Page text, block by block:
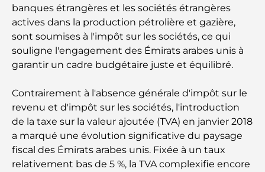
Découvrez les meilleurs petits-déjeuners de
Business Bay, à Dubaï.
Hôpitaux publics à Dubaï : des soins de santé
complets pour tous
Lamborghini les plus chères jamais construites : la
liste ultime des collectionneurs
L'école GEMS la plus chère de Dubaï : un guide
complet pour les parents
banques étrangères et les sociétés étrangères
actives dans la production pétrolière et gazière,
sont soumises à l'impôt sur les sociétés, ce qui
souligne l'engagement des Émirats arabes unis à
garantir un cadre budgétaire juste et équilibré.
Contrairement à l'absence générale d'impôt sur le
revenu et d'impôt sur les sociétés, l'introduction
de la taxe sur la valeur ajoutée (TVA) en janvier 2018
a marqué une évolution significative du paysage
fiscal des Émirats arabes unis. Fixée à un taux
relativement bas de 5 %, la TVA complexifie encore